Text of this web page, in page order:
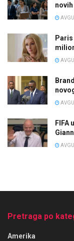
Paris
FIFA
Pretraga po
Amerika